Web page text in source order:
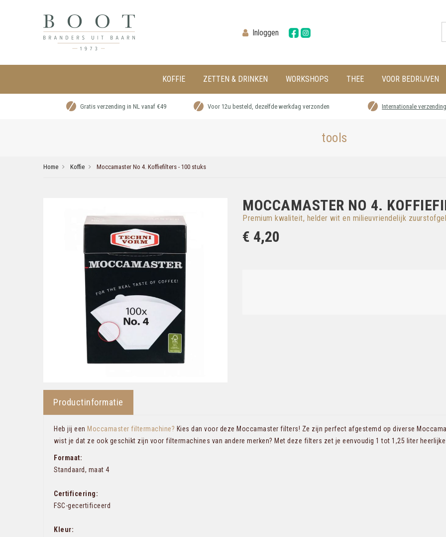
Inloggen
KOFFIE ZETTEN & DRINKEN WORKSHOPS THEE VOOR BEDRIJVEN
Gratis verzending in NL vanaf €49 Voor 12u besteld, dezelfde werkdag verzonden Internationale
tools
Home Koffie Moccamaster No 4. Koffiefilters - 100 stuks
MOCCAMASTER NO 4.
Premium kwaliteit, helder wit en milieuvriendelijk
€ 4,20
Productinformatie
Heb jij een Moccamaster filtermachine? Kies dan voor deze Moccamaster filters! Ze zijn perfect afgestemd op diverse
wist je dat ze ook geschikt zijn voor filtermachines van andere merken? Met deze filters zet je eenvoudig 1 tot 1,25 liter
Formaat:
Standaard, maat 4
Certificering:
FSC-gecertificeerd
Kleur: